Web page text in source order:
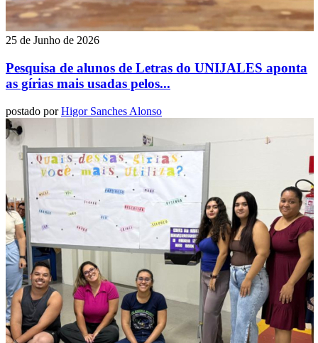
25 de Junho de 2026
Pesquisa de alunos de Letras do UNIJALES aponta
as gírias mais usadas pelos...
postado porHigor Sanches Alonso